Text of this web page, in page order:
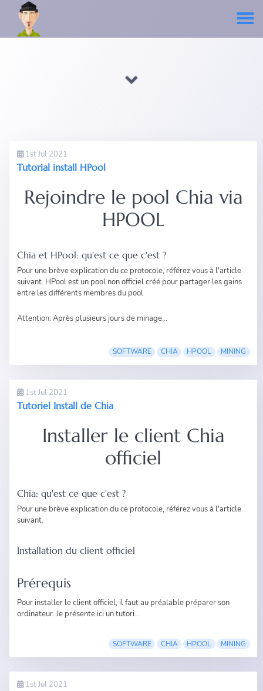
1st Jul 2021
Tutorial install HPool
Rejoindre le pool Chia via
HPOOL
Chia et HPool: qu'est ce que c'est ?
Pour une brève explication du ce protocole, référez vous à l'article
suivant. HPoolest un pool non officiel créé pour partager les gains
entre les différents membres du pool
Attention: Après plusieurs jours de minage...
SOFTWARE CHIA HPOOL MINING
1st Jul 2021
Tutoriel Install de Chia
Installer le client Chia
officiel
Chia: qu'est ce que c'est ?
Pour une brève explication du ce protocole, référez vous à l'article
suivant.
Installation du client officiel
Prérequis
Pour installer le client officiel, il faut au préalable préparer son
ordinateur. Je présente ici un tutori...
SOFTWARE CHIA HPOOL MINING
1st Jul 2021